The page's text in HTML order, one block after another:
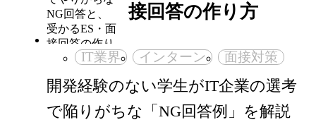
接回答の作り方
IT業界 インターン 面接対策
開発経験のない学生がIT企業の選考
で陥りがちな「NG回答例」を解説